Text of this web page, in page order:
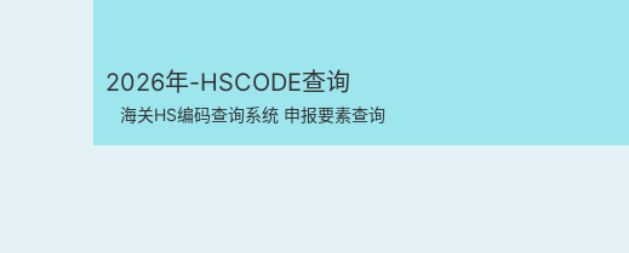
2026年-HSCODE查询
海关HS编码查询系统 申报要素查询